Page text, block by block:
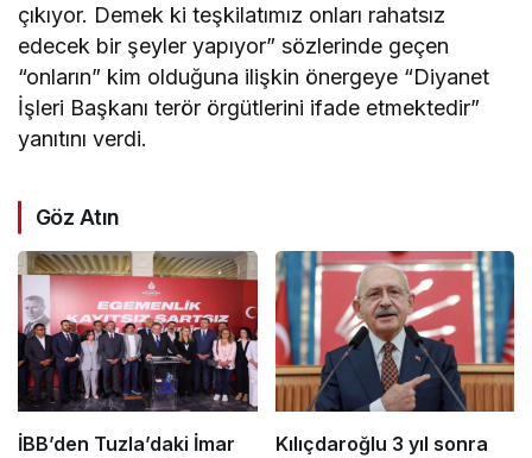
çıkıyor. Demek ki teşkilatımız onları rahatsız
edecek bir şeyler yapıyor” sözlerinde geçen
“onların” kim olduğuna ilişkin önergeye “Diyanet
İşleri Başkanı terör örgütlerini ifade etmektedir”
yanıtını verdi.
Göz Atın
İBB’den Tuzla’daki İmar
Kılıçdaroğlu 3 yıl sonra